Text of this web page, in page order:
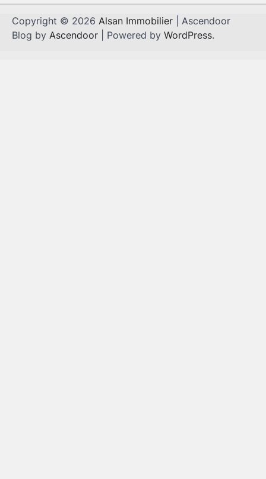
Copyright © 2026 Alsan Immobilier | Ascendoor
Blog by Ascendoor | Powered by WordPress.